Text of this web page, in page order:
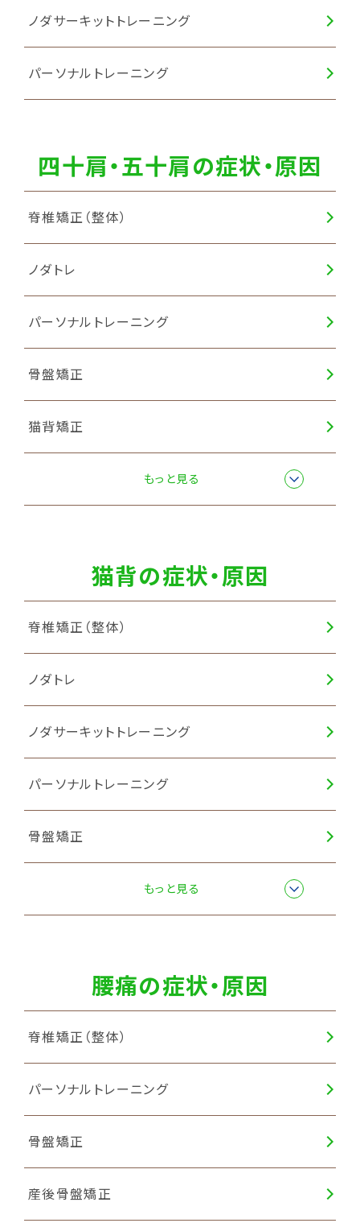
ノダサーキットトレーニング
パーソナルトレーニング
四十肩・五十肩の症状・原因
脊椎矯正（整体）
ノダトレ
パーソナルトレーニング
骨盤矯正
猫背矯正
もっと見る
猫背の症状・原因
脊椎矯正（整体）
ノダトレ
ノダサーキットトレーニング
パーソナルトレーニング
骨盤矯正
もっと見る
腰痛の症状・原因
脊椎矯正（整体）
パーソナルトレーニング
骨盤矯正
産後骨盤矯正